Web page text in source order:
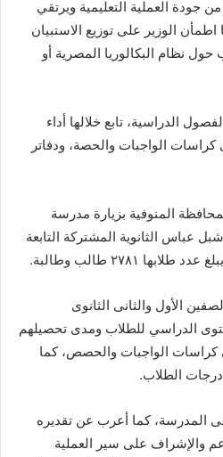
جودة العملية التعليمية ويرتقي
الوزير على توزيع الاستبيان
حول نظام البكالوريا المصرية أو
الدراسية، تابع خلالها أداء
الواجبات والحصة، ودفاتر
المنوفية بزيارة مدرسة
عباس الثانوية المشتركة التابعة
٢٧٨١ طالب وطالبة.
الأول والثانى الثانوى
الدراسي للطلاب ومدى تحصيلهم
كراسات الواجبات والحصص، كما
الطلاب.
فى المدرسة، كما أعرب عن تقديره
والإشراف على سير العملية